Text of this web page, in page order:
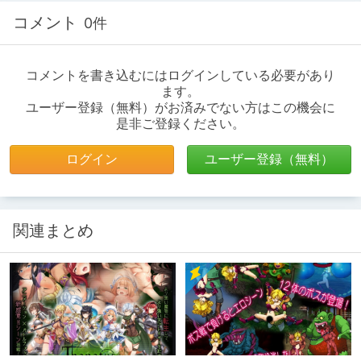
コメント 0件
コメントを書き込むにはログインしている必要があり
ます。
ユーザー登録（無料）がお済みでない方はこの機会に
是非ご登録ください。
ログイン ユーザー登録（無料）
関連まとめ